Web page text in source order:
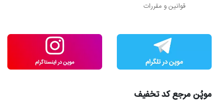
قوانین و مقررات
موپُن مرجع کد تخفیف